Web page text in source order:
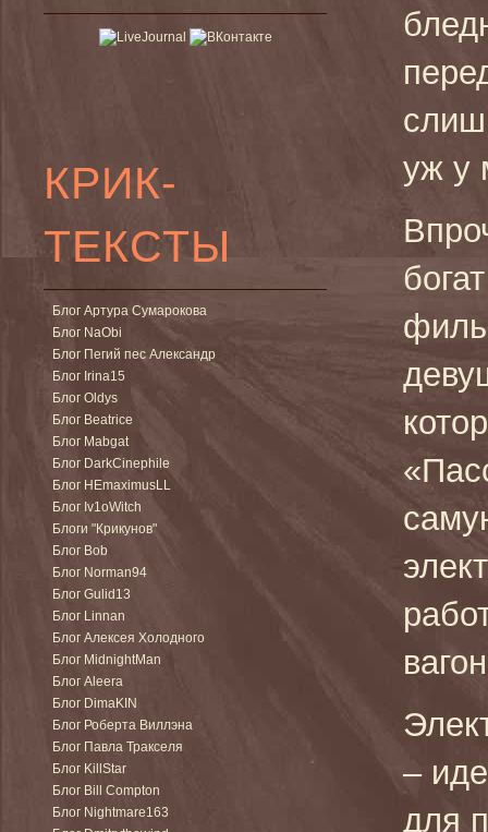
КРИК-
ТЕКСТЫ
Блог Артура Сумарокова
Блог NaObi
Блог Пегий пес Александр
Блог Irina15
Блог Oldys
Блог Beatrice
Блог Mabgat
Блог DarkCinephile
Блог HEmaximusLL
Блог Iv1oWitch
Блоги "Крикунов"
Блог Bob
Блог Norman94
Блог Gulid13
Блог Linnan
Блог Алексея Холодного
Блог MidnightMan
Блог Aleera
Блог DimaKIN
Блог Роберта Виллэна
Блог Павла Тракселя
Блог KillStar
Блог Bill Compton
Блог Nightmare163
уж у
–
для